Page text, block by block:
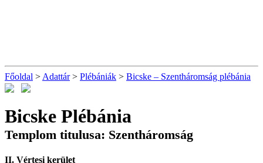
Főoldal > Adattár> Plébániák > Bicske – Szentháromság plébánia
Bicske Plébánia
Templom titulusa: Szentháromság
II. Vértesi kerület